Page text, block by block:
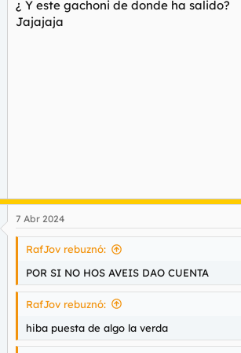
no os sentis de puta madre y como putos
¿ Y este gachoni de donde ha salido?
Jajajaja
7 Abr 2024
RafJov rebuznó:
POR SI NO HOS AVEIS DAO CUENTA
RafJov rebuznó:
hiba puesta de algo la verda